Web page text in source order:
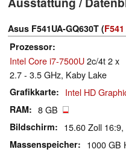
Forum
Asus F541UA-GQ630T (
Prozessor
Intel Core i7-7500U2c/4t 2 x
2.7 - 3.5 GHz, Kaby Lake
Grafikkarte Intel HD
RAM 8 GB
Bildschirm 15.60 Zoll
Massenspeicher 1000 GB